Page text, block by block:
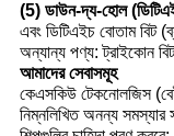
(5) ডাউন-দ্য-হোল
এবং ডিটিএইচ বোতাম বিট
অন্যান্য পণ্য: ট্রাইকোন
আমাদের সেবাসমূহ
কেএসকিউ টেকনোলজিস
নিম্নলিখিত অনন্য সমস্যার